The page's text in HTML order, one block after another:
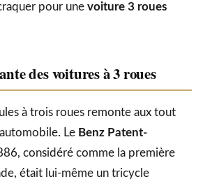
pour une voiture 3 roues
des voitures à 3 roues
à trois roues remonte aux tout
Le Benz Patent-
considéré comme la première
était lui-même un tricycle